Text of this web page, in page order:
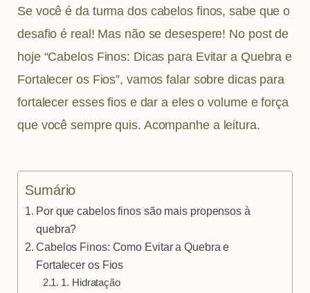
s
a
p
p
a
g
r
a
m
e
r
e
s
t
Se você é da turma dos cabelos finos, sabe que o
desafio é real! Mas não se desespere! No post de
hoje “Cabelos Finos: Dicas para Evitar a Quebra e
Fortalecer os Fios”, vamos falar sobre dicas para
fortalecer esses fios e dar a eles o volume e força
que você sempre quis. Acompanhe a leitura.
Sumário
Por que cabelos finos são mais propensos à
quebra?
Cabelos Finos: Como Evitar a Quebra e
Fortalecer os Fios
1. Hidratação